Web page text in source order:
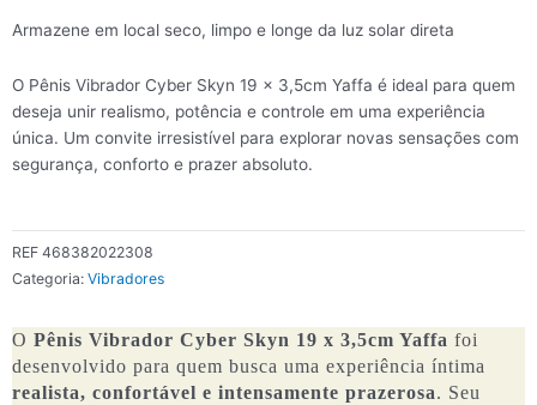
Armazene em local seco, limpo e longe da luz solar direta
O Pênis Vibrador Cyber Skyn 19 x 3,5cm Yaffa é ideal para quem
deseja unir realismo, potência e controle em uma experiência
única. Um convite irresistível para explorar novas sensações com
segurança, conforto e prazer absoluto.
REF 468382022308
Categoria: Vibradores
O Pênis Vibrador Cyber Skyn 19 x 3,5cm Yaffa foi
desenvolvido para quem busca uma experiência íntima
realista, confortável e intensamente prazerosa. Seu